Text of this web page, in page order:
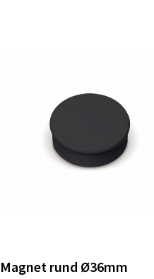
Magnet rund Ø36mm